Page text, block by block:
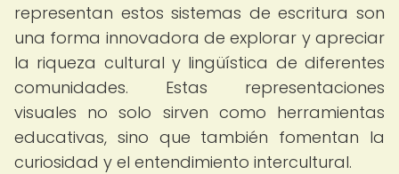
representan estos sistemas de escritura son
una forma innovadora de explorar y apreciar
la riqueza cultural y lingüística de diferentes
comunidades. Estas representaciones
visuales no solo sirven como herramientas
educativas, sino que también fomentan la
curiosidad y el entendimiento intercultural.